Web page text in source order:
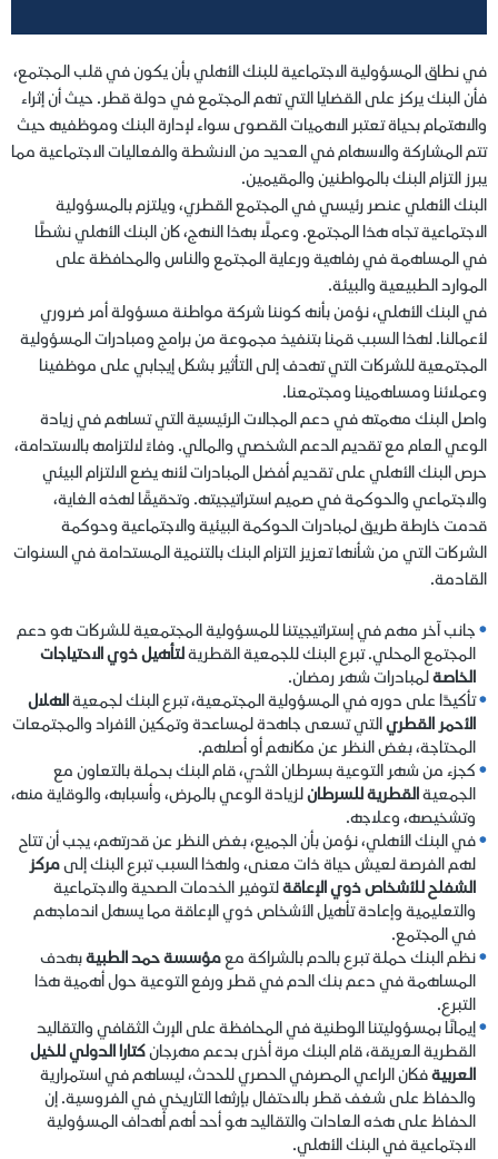
في نطاق المسؤولية الاجتماعية للبنك الأهلي بأن يكون في قلب المجتمع،
فأن البنك يركز على القضايا التي تهم المجتمع في دولة قطر. حيث أن إثراء
والاهتمام بحياة تعتبر الاهميات القصوى سواء لإدارة البنك وموظفيه حيث
تتم المشاركة والاسهام في العديد من الانشطة والفعاليات الاجتماعية مما
يبرز التزام البنك بالمواطنين والمقيمين.
البنك الأهلي عنصر رئيسي في المجتمع القطري، ويلتزم بالمسؤولية
الاجتماعية تجاه هذا المجتمع. وعملاً بهذا النهج، كان البنك الأهلي نشطًا
في المساهمة في رفاهية ورعاية المجتمع والناس والمحافظة على
الموارد الطبيعية والبيئة.
في البنك الأهلي، نؤمن بأنه كوننا شركة مواطنة مسؤولة أمر ضروري
لأعمالنا. لهذا السبب قمنا بتنفيذ مجموعة من برامج ومبادرات المسؤولية
المجتمعية للشركات التي تهدف إلى التأثير بشكل إيجابي على موظفينا
وعملائنا ومساهمينا ومجتمعنا.
واصل البنك مهمته في دعم المجالات الرئيسية التي تساهم في زيادة
الوعي العام مع تقديم الدعم الشخصي والمالي. وفاءً لالتزامه بالاستدامة،
حرص البنك الأهلي على تقديم أفضل المبادرات لأنه يضع الالتزام البيئي
والاجتماعي والحوكمة في صميم استراتيجيته. وتحقيقًا لهذه الغاية،
قدمت خارطة طريق لمبادرات الحوكمة البيئية والاجتماعية وحوكمة
الشركات التي من شأنها تعزيز التزام البنك بالتنمية المستدامة في السنوات
القادمة.
جانب آخر مهم في إستراتيجيتنا للمسؤولية المجتمعية للشركات هو دعم
المجتمع المحلي. تبرع البنك للجمعية القطريةلتأهيل ذوي الاحتياجات
الخاصةلمبادرات شهر رمضان.
تأكيدًا على دوره في المسؤولية المجتمعية، تبرع البنك لجمعيةالهلال
الأحمر القطريالتي تسعى جاهدة لمساعدة وتمكين الأفراد والمجتمعات
المحتاجة، بغض النظر عن مكانهم أو أصلهم.
كجزء من شهر التوعية بسرطان الثدي، قام البنك بحملة بالتعاون مع
الجمعيةالقطرية للسرطانلزيادة الوعي بالمرض، وأسبابه، والوقاية منه،
وتشخيصه، وعلاجه.
في البنك الأهلي، نؤمن بأن الجميع، بغض النظر عن قدرتهم، يجب أن تتاح
لهم الفرصة لعيش حياة ذات معنى، ولهذا السبب تبرع البنك إلىمركز
الشفلح للأشخاص ذوي الإعاقةلتوفير الخدمات الصحية والاجتماعية
والتعليمية وإعادة تأهيل الأشخاص ذوي الإعاقة مما يسهل اندماجهم
في المجتمع.
نظم البنك حملة تبرع بالدم بالشراكة معمؤسسة حمد الطبيةبهدف
المساهمة في دعم بنك الدم في قطر ورفع التوعية حول أهمية هذا
التبرع.
إيمانًا بمسؤوليتنا الوطنية في المحافظة على الإرث الثقافي والتقاليد
القطرية العريقة، قام البنك مرة أخرى بدعم مهرجانكتارا الدولي للخيل
العربيةفكان الراعي المصرفي الحصري للحدث، ليساهم في استمرارية
والحفاظ على شغف قطر بالاحتفال بإرثها التاريخي في الفروسية. إن
الحفاظ على هذه العادات والتقاليد هو أحد أهم أهداف المسؤولية
الاجتماعية في البنك الأهلي.